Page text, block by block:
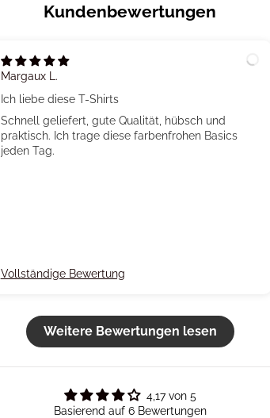
Kundenbewertungen
Margaux L.
Ich liebe diese T-Shirts
Schnell geliefert, gute Qualität, hübsch und
praktisch. Ich trage diese farbenfrohen Basics
jeden Tag.
Vollständige Bewertung
Weitere Bewertungen lesen
4,17 von 5
Basierend auf 6 Bewertungen